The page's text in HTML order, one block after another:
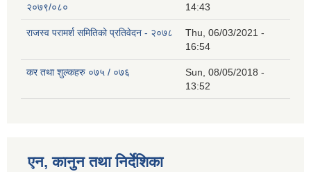
२०७९/०८०
14:43
राजस्व परामर्श समितिको प्रतिवेदन - २०७८
Thu, 06/03/2021 -
16:54
कर तथा शुल्कहरु ०७५ / ०७६
Sun, 08/05/2018 -
13:52
एन, कानुन तथा निर्देशिका